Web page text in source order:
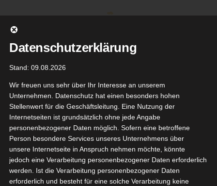
springen
Gehe zu ...
Datenschutzerklärung
Stand: 09.08.2026
Wir freuen uns sehr über Ihr Interesse an unserem
Unternehmen. Datenschutz hat einen besonders hohen
Stellenwert für die Geschäftsleitung. Eine Nutzung der
Internetseiten ist grundsätzlich ohne jede Angabe
personenbezogener Daten möglich. Sofern eine betroffene
Person besondere Services unseres Unternehmens über
unsere Internetseite in Anspruch nehmen möchte, könnte
jedoch eine Verarbeitung personenbezogener Daten erforderlich
werden. Ist die Verarbeitung personenbezogener Daten
erforderlich und besteht für eine solche Verarbeitung keine